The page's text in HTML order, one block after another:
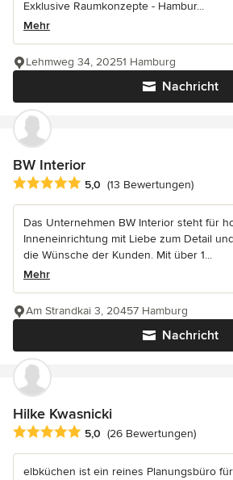
Exklusive Raumkonzepte - Hambur...
Mehr
Nachricht
Lehmweg 34, 20251 Hamburg
BW Interior
Durchschnittliche Bewertung: 5 von 5
5,0 (13 Bewertungen)
Das Unternehmen BW Interior steht für
Inneneinrichtung mit Liebe zum Detail
die Wünsche der Kunden. Mit über 1...
Mehr
Nachricht
Am Strandkai 3, 20457 Hamburg
Hilke Kwasnicki
Durchschnittliche Bewertung: 5 von 5
5,0 (26 Bewertungen)
elbküchen ist ein reines Planungsbüro